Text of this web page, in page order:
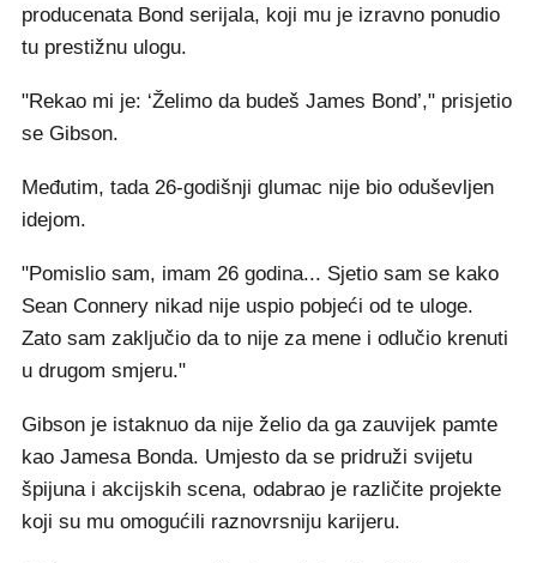
producenata Bond serijala, koji mu je izravno ponudio
tu prestižnu ulogu.
"Rekao mi je: ‘Želimo da budeš James Bond’," prisjetio
se Gibson.
Međutim, tada 26-godišnji glumac nije bio oduševljen
idejom.
"Pomislio sam, imam 26 godina... Sjetio sam se kako
Sean Connery nikad nije uspio pobjeći od te uloge.
Zato sam zaključio da to nije za mene i odlučio krenuti
u drugom smjeru."
Gibson je istaknuo da nije želio da ga zauvijek pamte
kao Jamesa Bonda. Umjesto da se pridruži svijetu
špijuna i akcijskih scena, odabrao je različite projekte
koji su mu omogućili raznovrsniju karijeru.